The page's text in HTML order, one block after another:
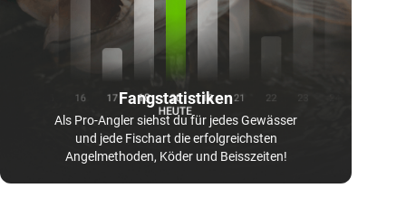
Fangstatistiken
Als Pro-Angler siehst du für jedes Gewässer
und jede Fischart die erfolgreichsten
Angelmethoden, Köder und Beisszeiten!